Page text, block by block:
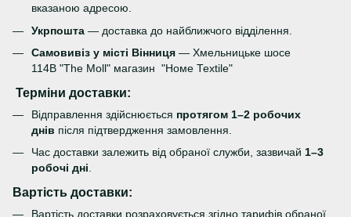
вказаною адресою.
Укрпошта — доставка до найближчого відділення.
Самовивіз у місті Вінниця — Хмельницьке шосе
114В "The Moll" магазин "Номе Теxtile"
Терміни доставки:
Відправлення здійснюється протягом 1–2 робочих
днів після підтвердження замовлення.
Час доставки залежить від обраної служби, зазвичай 1–3
робочі дні.
Вартість доставки:
Вартість доставки розраховується згідно тарифів обраної